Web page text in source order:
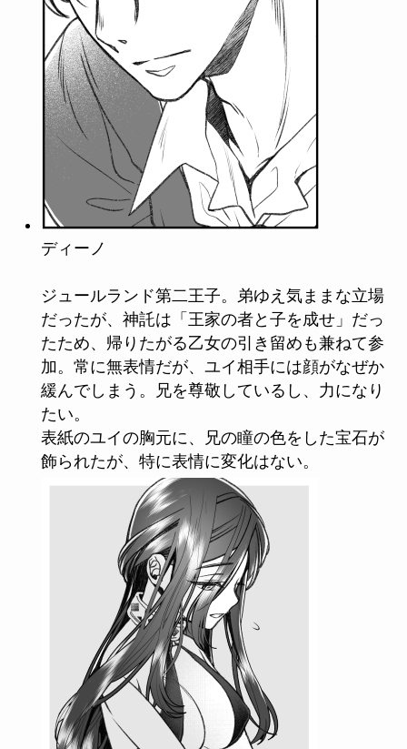
ディーノ
ジュールランド第二王子。弟ゆえ気ままな立場
だったが、神託は「王家の者と子を成せ」だっ
たため、帰りたがる乙女の引き留めも兼ねて参
加。常に無表情だが、ユイ相手には顔がなぜか
緩んでしまう。兄を尊敬しているし、力になり
たい。
表紙のユイの胸元に、兄の瞳の色をした宝石が
飾られたが、特に表情に変化はない。